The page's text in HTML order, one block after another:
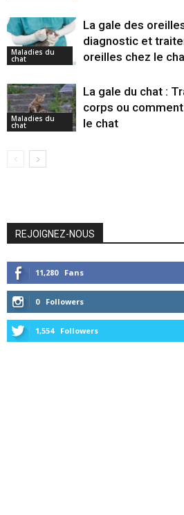
Maladies du
chat
La gale des
diagnostic et
oreilles chez le
Maladies du
chat
La gale du chat :
corps ou
le chat
REJOIGNEZ-NOUS
11,280 Fans
0 Followers
1,554 Followers